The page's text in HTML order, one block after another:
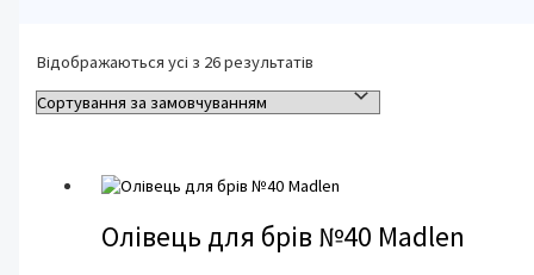
Відображаються усі з 26 результатів
Олівець для брів №40 Madlen